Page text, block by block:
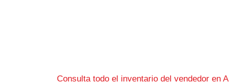
Consulta todo el inventario del vendedor en